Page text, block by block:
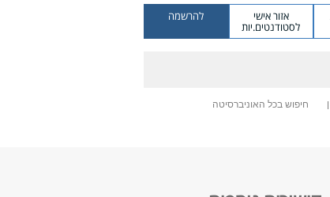
אזור אישי
לסטודנטים.יות
להרשמה
חיפוש בכל האוניברסיטה